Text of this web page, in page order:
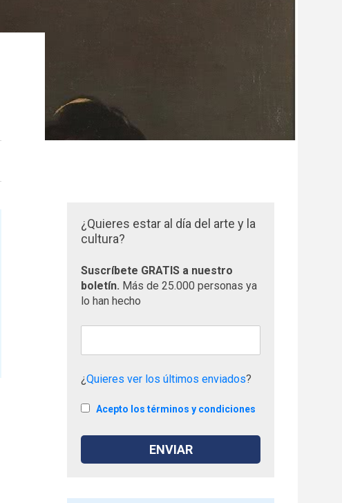
¿Quieres estar al día del arte y la
cultura?
Suscríbete GRATIS a nuestro
boletín. Más de 25.000 personas ya
lo han hecho
¿Quieres ver los últimos enviados?
Acepto los términos y condiciones